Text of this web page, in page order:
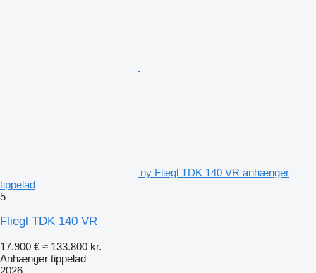
ny Fliegl TDK 140 VR anhænger
tippelad
5
Fliegl TDK 140 VR
17.900 € ≈ 133.800 kr.
Anhænger tippelad
2026